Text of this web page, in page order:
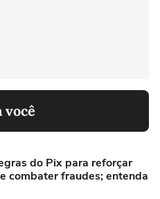
você
do Pix para reforçar
combater fraudes; entenda